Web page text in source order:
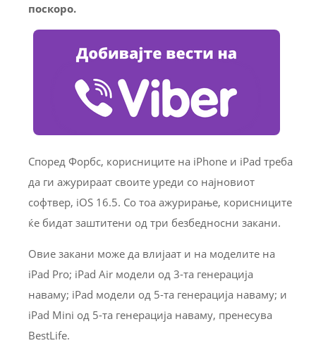
поскоро.
Според Форбс, корисниците на iPhone и iPad треба
да ги ажурираат своите уреди со најновиот
софтвер, iOS 16.5. Со тоа ажурирање, корисниците
ќе бидат заштитени од три безбедносни закани.
Овие закани може да влијаат и на моделите на
iPad Pro; iPad Air модели од 3-та генерација
наваму; iPad модели од 5-та генерација наваму; и
iPad Mini од 5-та генерација наваму, пренесува
BestLife.